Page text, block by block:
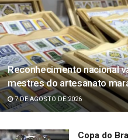
Reconhecimento nacional
mestres do artesanato
7 DE AGOSTO DE 2026
Copa do